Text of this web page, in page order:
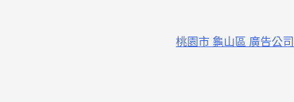
桃園市 龜山區 廣告公司